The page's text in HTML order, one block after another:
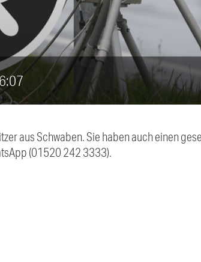
aus Schwaben. Sie haben auch einen
(01520 242 3333).